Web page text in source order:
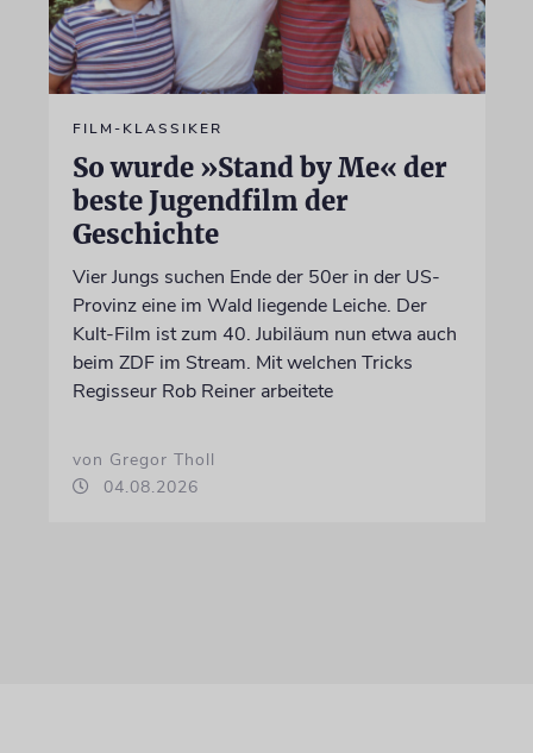
FILM-KLASSIKER
So wurde »Stand by Me« der
beste Jugendfilm der
Geschichte
Vier Jungs suchen Ende der 50er in der US-
Provinz eine im Wald liegende Leiche. Der
Kult-Film ist zum 40. Jubiläum nun etwa auch
beim ZDF im Stream. Mit welchen Tricks
Regisseur Rob Reiner arbeitete
von Gregor Tholl
04.08.2026